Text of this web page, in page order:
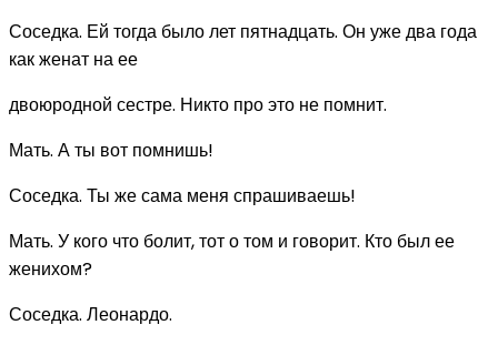
Соседка. Ей тогда было лет пятнадцать. Он уже два года
как женат на ее
двоюродной сестре. Никто про это не помнит.
Мать. А ты вот помнишь!
Соседка. Ты же сама меня спрашиваешь!
Мать. У кого что болит, тот о том и говорит. Кто был ее
женихом?
Соседка. Леонардо.